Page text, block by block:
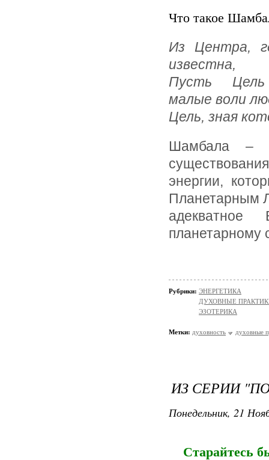
Что такое
Из Центра,
известна,
Пусть Цель
малые воли
Цель, зная
Шамбала –
энергии,
Планетарным
планетарному
Рубрики: ЭНЕРГЕТИКА
ДУХОВНЫЕ
ЭЗОТЕРИКА
Метки: духовность духовные
ИЗ СЕРИИ
Понедельник, 21
Старайтесь